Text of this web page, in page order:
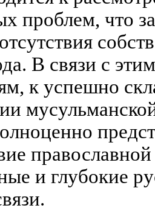
проблем, что
В связи с
к успешно
и глубокие